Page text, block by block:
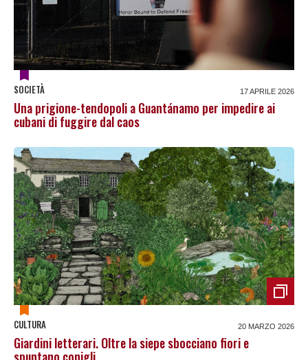
SOCIETÀ 17 APRILE 2026
Una prigione-tendopoli a Guantánamo per impedire ai
cubani di fuggire dal caos
CULTURA 20 MARZO 2026
Giardini letterari. Oltre la siepe sbocciano fiori e
spuntano conigli